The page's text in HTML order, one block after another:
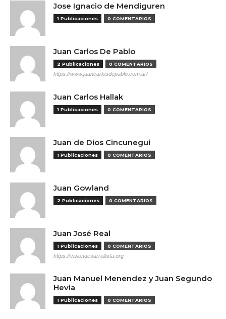
Jose Ignacio de Mendiguren
1 Publicaciones 0 COMENTARIOS
Juan Carlos De Pablo
2 Publicaciones 0 COMENTARIOS
https://www.juancarlosdepablo.com.ar/
Juan Carlos Hallak
1 Publicaciones 0 COMENTARIOS
Juan de Dios Cincunegui
1 Publicaciones 0 COMENTARIOS
Juan Gowland
2 Publicaciones 0 COMENTARIOS
Juan José Real
1 Publicaciones 0 COMENTARIOS
https://visiondesarrollista.org
Juan Manuel Menendez y Juan Segundo
Hevia
1 Publicaciones 0 COMENTARIOS